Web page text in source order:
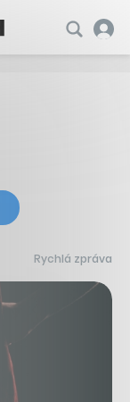
Rychlá zpráva